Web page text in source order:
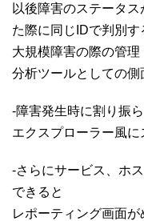
以後障害のステータ
た際に同じIDで判別す
大規模障害の際の管理
分析ツールとしての側
-障害発生時に割り振
エクスプローラー風に
-さらにサービス、ホ
できると
レポーティング画面が